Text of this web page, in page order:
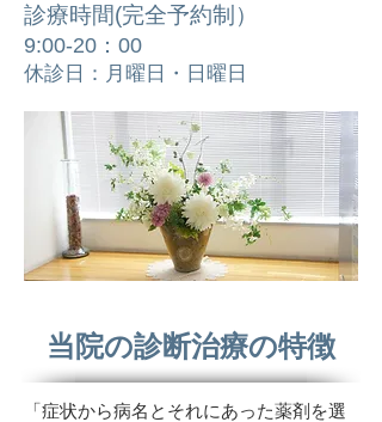
診療時間(完全予約制）
9:00-20：00
休診日：月曜日・日曜日
当院の診断治療の特徴
「症状から病名とそれにあった薬剤を選